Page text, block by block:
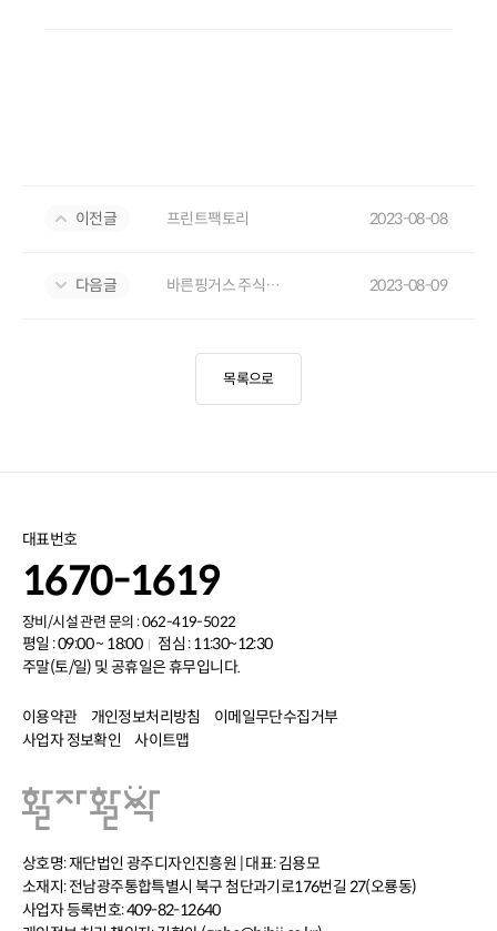
이전글 프린트팩토리 2023-08-08
다음글 바른핑거스 주식회사 2023-08-09
목록으로
상호명: 재단법인 광주디자인진흥원 | 대표: 김용모
소재지: 전남광주통합특별시 북구 첨단과기로176번길 27(오룡동)
사업자 등록번호: 409-82-12640
대표번호
1670-1619
장비/시설 관련 문의 : 062-419-5022
평일 : 09:00 ~ 18:00
점심 : 11:30~12:30
주말(토/일) 및 공휴일은 휴무입니다.
이용약관 개인정보처리방침
이메일무단수집거부
사업자 정보확인
사이트맵